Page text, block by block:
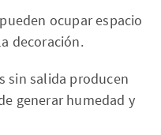
ocupar espacio
decoración.
sin salida producen
generar humedad y